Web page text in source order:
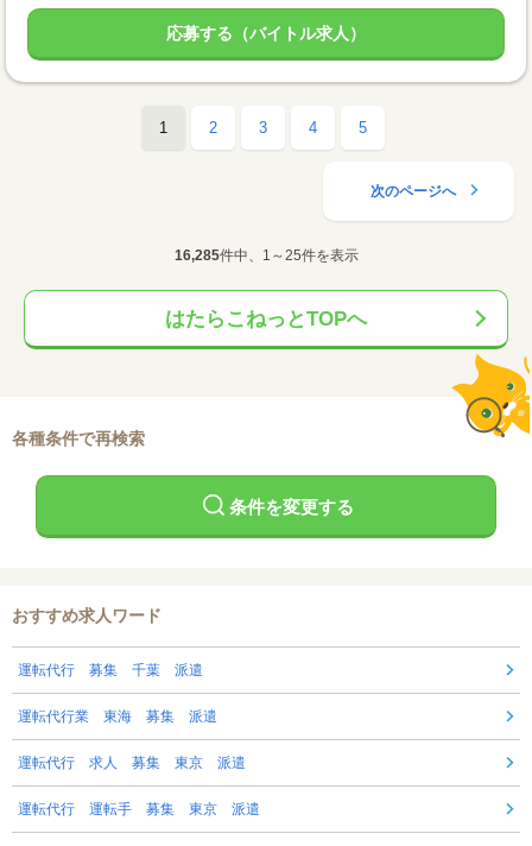
応募する（バイトル求人）
1 2 3 4 5
次のページへ
16,285件中、1～25件を表示
はたらこねっとTOPへ
各種条件で再検索
条件を変更する
おすすめ求人ワード
運転代行 募集 千葉 派遣
運転代行業 東海 募集 派遣
運転代行 求人 募集 東京 派遣
運転代行 運転手 募集 東京 派遣